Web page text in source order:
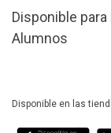
Disponible
Alumnos
Disponible en las